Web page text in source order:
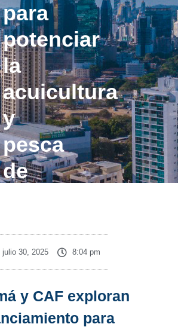
para
potenciar
la
acuicultura
y
pesca
de
julio 30, 2025 8:04 pm
y CAF exploran
para